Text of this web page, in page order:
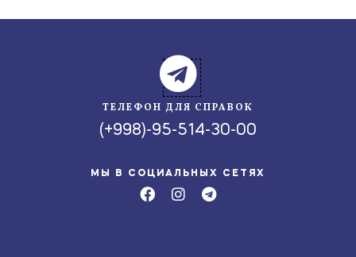
ТЕЛЕФОН ДЛЯ СПРАВОК
(+998)-95-514-30-00
МЫ В СОЦИАЛЬНЫХ СЕТЯХ